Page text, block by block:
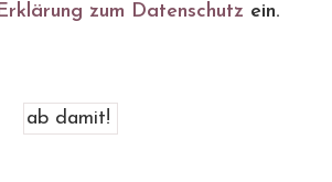
zum Datenschutz ein.